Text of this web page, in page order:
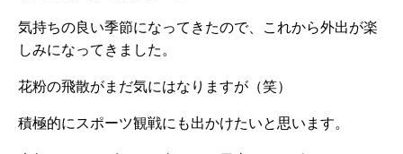
気持ちの良い季節になってきたので、これから外出が楽
しみになってきました。
花粉の飛散がまだ気にはなりますが（笑）
積極的にスポーツ観戦にも出かけたいと思います。